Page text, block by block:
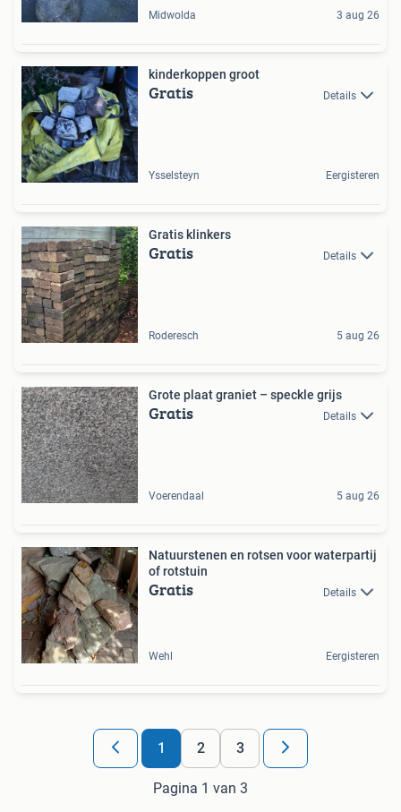
Midwolda 3 aug 26
kinderkoppen groot
Gratis Details
Ysselsteyn Eergisteren
Gratis klinkers
Gratis Details
Roderesch 5 aug 26
Grote plaat graniet – speckle grijs
Gratis Details
Voerendaal 5 aug 26
Natuurstenen en rotsen voor waterpartij
of rotstuin
Gratis Details
Wehl Eergisteren
1 2 3
Pagina 1 van 3